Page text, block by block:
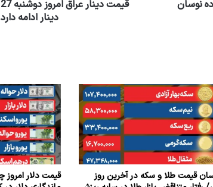
نوسان
دینار ادامه دارد
قیمت طلا و سکه در آخرین روز